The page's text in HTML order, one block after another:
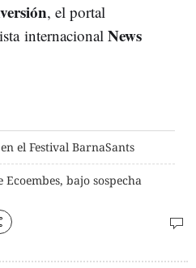
, el portal
internacional News
el Festival BarnaSants
bajo sospecha